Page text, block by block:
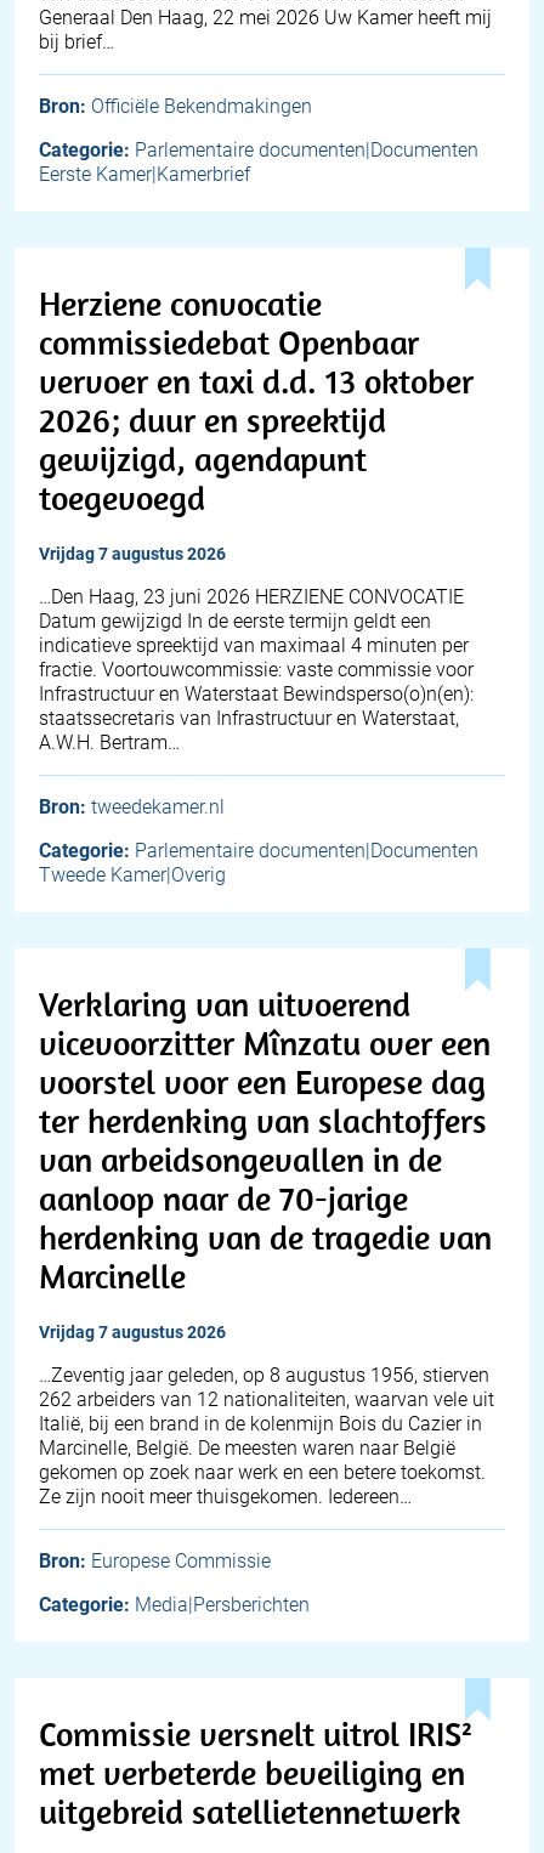
Generaal Den Haag, 22 mei 2026 Uw Kamer heeft mij
bij brief…
Bron: Officiële Bekendmakingen
Categorie: Parlementaire documenten|Documenten
Eerste Kamer|Kamerbrief
Herziene convocatie
commissiedebat Openbaar
vervoer en taxi d.d. 13 oktober
2026; duur en spreektijd
gewijzigd, agendapunt
toegevoegd
vrijdag 7 augustus 2026
…Den Haag, 23 juni 2026 HERZIENE CONVOCATIE
Datum gewijzigd In de eerste termijn geldt een
indicatieve spreektijd van maximaal 4 minuten per
fractie. Voortouwcommissie: vaste commissie voor
Infrastructuur en Waterstaat Bewindsperso(o)n(en):
staatssecretaris van Infrastructuur en Waterstaat,
A.W.H. Bertram…
Bron: tweedekamer.nl
Categorie: Parlementaire documenten|Documenten
Tweede Kamer|Overig
Verklaring van uitvoerend
vicevoorzitter Mînzatu over een
voorstel voor een Europese dag
ter herdenking van slachtoffers
van arbeidsongevallen in de
aanloop naar de 70-jarige
herdenking van de tragedie van
Marcinelle
vrijdag 7 augustus 2026
…Zeventig jaar geleden, op 8 augustus 1956, stierven
262 arbeiders van 12 nationaliteiten, waarvan vele uit
Italië, bij een brand in de kolenmijn Bois du Cazier in
Marcinelle, België. De meesten waren naar België
gekomen op zoek naar werk en een betere toekomst.
Ze zijn nooit meer thuisgekomen. Iedereen…
Bron: Europese Commissie
Categorie: Media|Persberichten
Commissie versnelt uitrol IRIS²
met verbeterde beveiliging en
uitgebreid satellietennetwerk